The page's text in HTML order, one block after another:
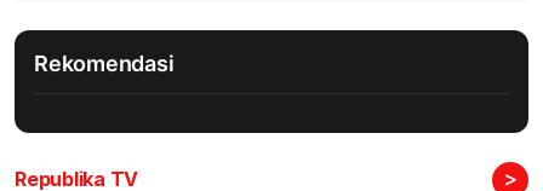
Rekomendasi
Republika TV >